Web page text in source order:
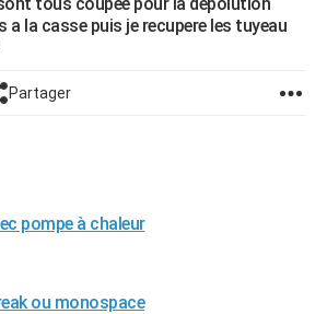
a la casse puis je recupere les tuyeau
Partager
pompe à chaleur
ou monospace